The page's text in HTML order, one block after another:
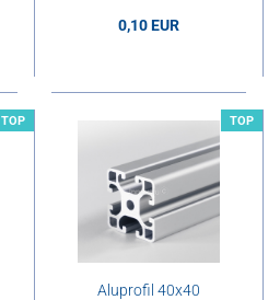
0,10 EUR
TOP TOP
Aluprofil 40x40